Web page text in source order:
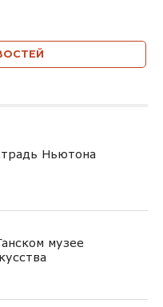
Ньютона
музее